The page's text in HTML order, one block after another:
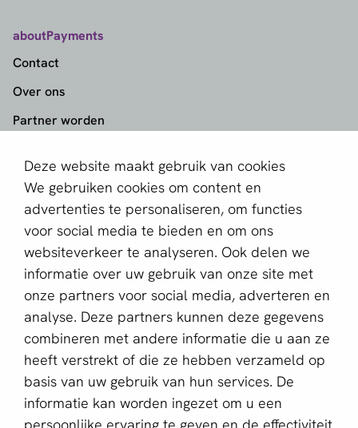
Deze website maakt gebruik van cookies
We gebruiken cookies om content en
advertenties te personaliseren, om functies
voor social media te bieden en om ons
websiteverkeer te analyseren. Ook delen we
informatie over uw gebruik van onze site met
onze partners voor social media, adverteren en
analyse. Deze partners kunnen deze gegevens
combineren met andere informatie die u aan ze
heeft verstrekt of die ze hebben verzameld op
basis van uw gebruik van hun services. De
informatie kan worden ingezet om u een
aboutPayments
Contact
Over ons
Partner worden
Schrijf je in voor de nieuwsbrief
E-mailadres *
Deze website wordt beschermd door reCAPTCHA en het
Privacybeleid en deServicevoorwaardenvan Google zijn
van toepassing.
Nederlands
Copyright © 2011 - 2026 | aboutPayments